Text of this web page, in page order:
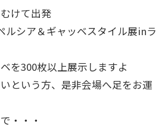
けて出発
ルシア＆ギャッベスタイル展inラ
を300枚以上展示しますよ
という方、是非会場へ足をお運
・・・